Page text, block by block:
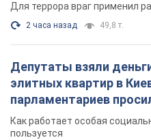
Для террора враг применил
2 часа назад 49,8 т.
Депутаты взяли
элитных квартир в
парламентариев
поселился
Как работает особая
пользуется